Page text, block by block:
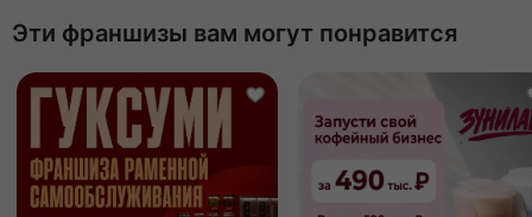
Эти франшизы вам могут понравится